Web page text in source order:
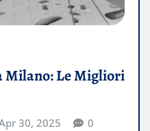
Milano: Le Migliori
30, 2025 0